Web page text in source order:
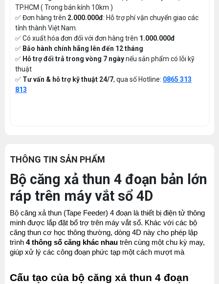
TP.HCM ( Trong bán kính 10km )
✅ Đơn hàng trên 2.000.000đ: Hỗ trợ phí vận chuyển giao các
tỉnh thành Việt Nam.
✅ Có xuất hóa đơn đối với đơn hàng trên 1.000.000đ
✅ Bảo hành chính hãng lên đến 12 tháng
✅ Hỗ trợ đổi trả trong vòng 7 ngàynếu sản phẩm có lỗi kỹ
thuật
✅ Tư vấn & hỗ trợ kỹ thuật 24/7, qua số Hotline: 0865 313
813
THÔNG TIN SẢN PHẨM
Bộ căng xả thun 4 đoạn bản lớn
ráp trên máy vắt sổ 4D
Bộ căng xả thun (Tape Feeder) 4 đoạn là thiết bị điện tử thông
minh được lắp đặt bổ trợ trên máy vắt sổ. Khác với các bộ
căng thun cơ học thông thường, dòng 4D này cho phép lập
trình 4 thông số căng khác nhau trên cùng một chu kỳ may,
giúp xử lý các công đoạn phức tạp một cách mượt mà
Cấu tạo của bộ căng xả thun 4 đoạn